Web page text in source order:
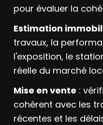
pour évaluer la
Estimation
travaux, la
l'exposition, le
réelle du marché
Mise en vente :
cohérent avec les
récentes et les